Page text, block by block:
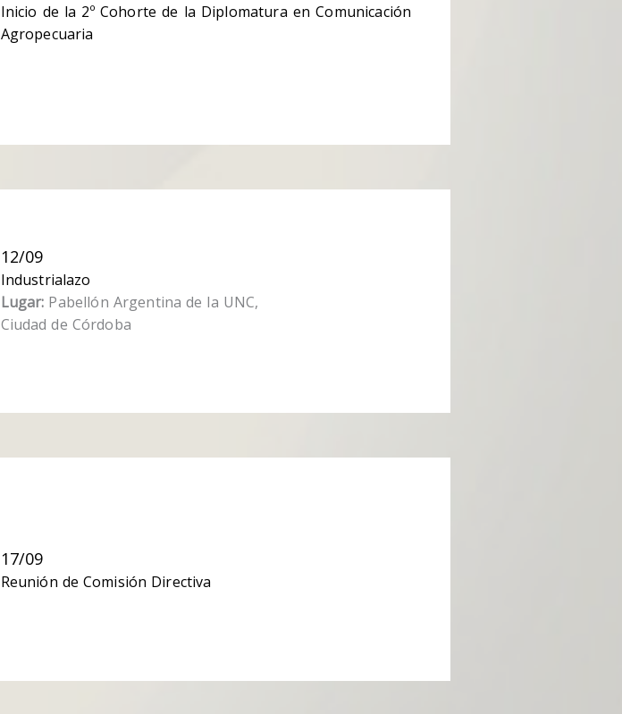
Inicio de la 2º Cohorte de la Diplomatura en Comunicación
Agropecuaria
12/09
Industrialazo
Lugar: Pabellón Argentina de la UNC,
Ciudad de Córdoba
17/09
Reunión de Comisión Directiva